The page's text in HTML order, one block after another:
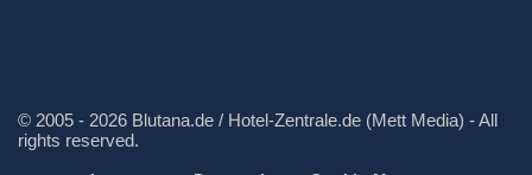
© 2005 - 2026 Blutana.de / Hotel-Zentrale.de (Mett Media) - All
rights reserved.